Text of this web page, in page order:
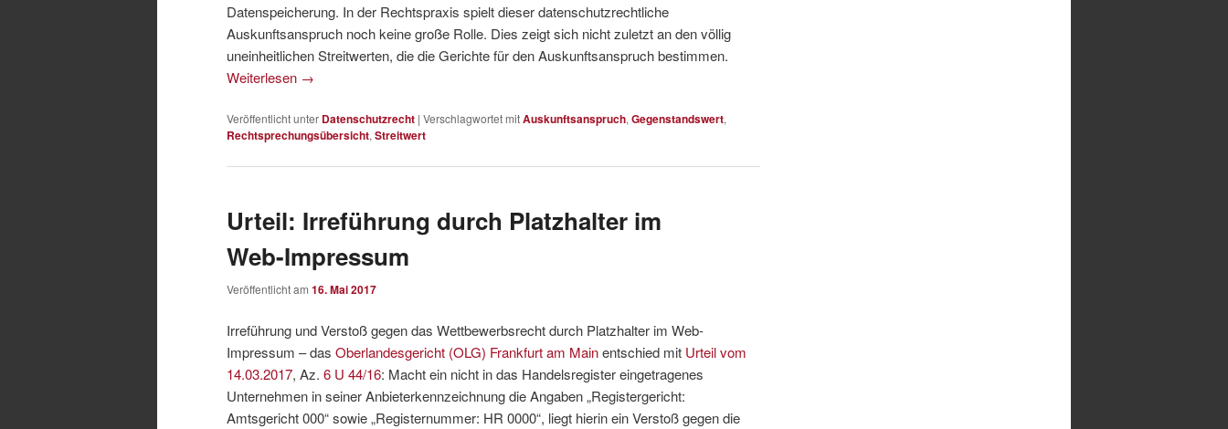
Datenspeicherung. In der Rechtspraxis spielt dieser datenschutzrechtliche
Auskunftsanspruch noch keine große Rolle. Dies zeigt sich nicht zuletzt an den völlig
uneinheitlichen Streitwerten, die die Gerichte für den Auskunftsanspruch bestimmen.
Weiterlesen →
Veröffentlicht unter Datenschutzrecht | Verschlagwortet mitAuskunftsanspruch, Gegenstandswert,
Rechtsprechungsübersicht, Streitwert
Urteil: Irreführung durch Platzhalter im
Web-Impressum
Veröffentlicht am 16. Mai 2017
Irreführung und Verstoß gegen das Wettbewerbsrecht durch Platzhalter im Web-
Impressum – das Oberlandesgericht (OLG) Frankfurt am Mainentschied mit Urteil vom
14.03.2017, Az. 6 U 44/16: Macht ein nicht in das Handelsregister eingetragenes
Unternehmen in seiner Anbieterkennzeichnung die Angaben „Registergericht:
Amtsgericht 000“ sowie „Registernummer: HR 0000“, liegt hierin ein Verstoß gegen die